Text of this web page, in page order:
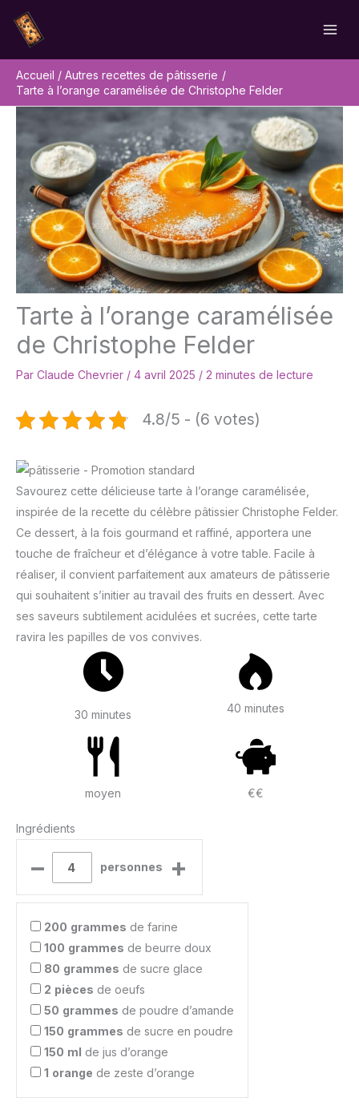
contenu
Accueil
Autres recettes de pâtisserie
Tarte à l’orange caramélisée de Christophe Felder
Tarte à l’orange caramélisée
de Christophe Felder
Par Claude Chevrier / 4 avril 2025 / 2 minutes de lecture
4.8/5 - (6 votes)
Savourez cette délicieuse tarte à l’orange caramélisée,
inspirée de la recette du célèbre pâtissier Christophe Felder.
Ce dessert, à la fois gourmand et raffiné, apportera une
touche de fraîcheur et d’élégance à votre table. Facile à
réaliser, il convient parfaitement aux amateurs de pâtisserie
qui souhaitent s’initier au travail des fruits en dessert. Avec
ses saveurs subtilement acidulées et sucrées, cette tarte
ravira les papilles de vos convives.
30 minutes 40 minutes
moyen €€
Ingrédients
– personnes +
200 grammes de farine
100 grammes de beurre doux
80 grammes de sucre glace
2 pièces de oeufs
50 grammes de poudre d’amande
150 grammes de sucre en poudre
150 ml de jus d’orange
1 orange de zeste d’orange
Rechercher